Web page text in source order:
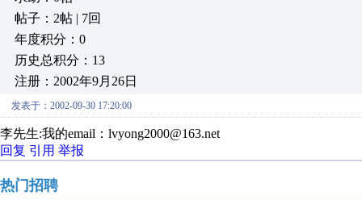
帖子：2帖 | 7回
年度积分：0
历史总积分：13
注册：2002年9月26日
发表于：2002-09-30 17:20:00
李先生:我的email：lvyong2000@163.net
回复 引用 举报
热门招聘